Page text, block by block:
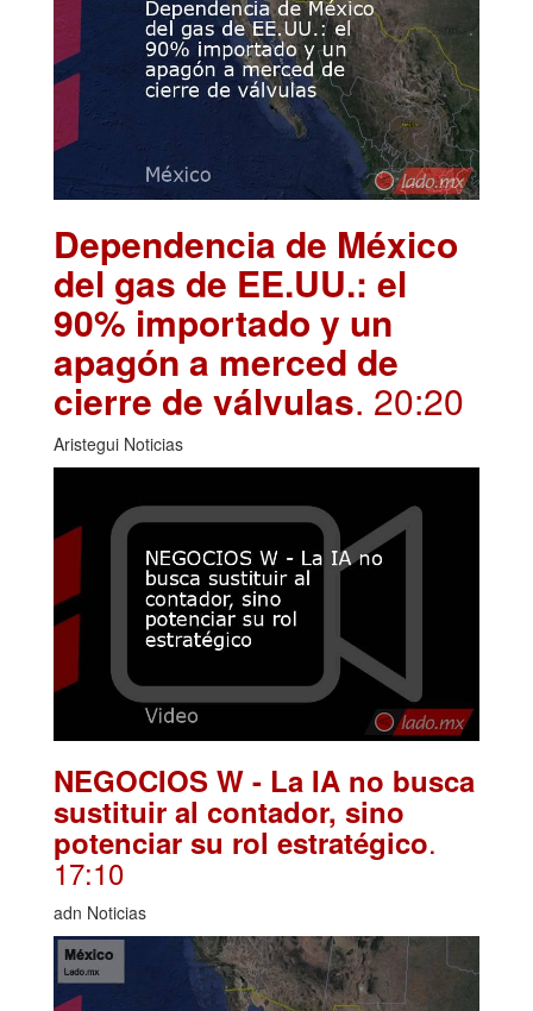
Dependencia de México
del gas de EE.UU.: el
90% importado y un
apagón a merced de
cierre de válvulas. 20:20
Aristegui Noticias
NEGOCIOS W - La IA no busca
sustituir al contador, sino
potenciar su rol estratégico.
17:10
adn Noticias